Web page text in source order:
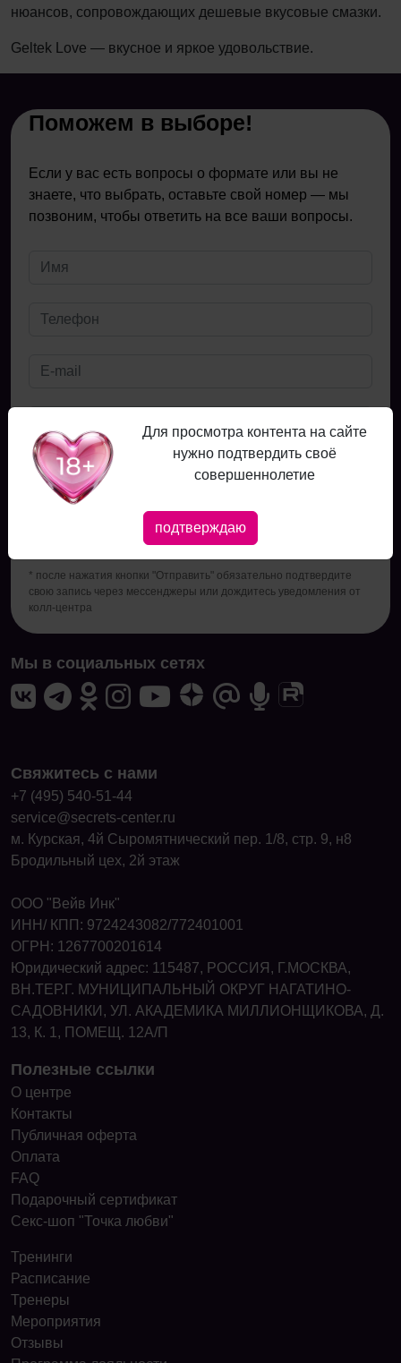
нюансов, сопровождающих дешевые вкусовые смазки.
Geltek Love — вкусное и яркое удовольствие.
Поможем в выборе!
Если у вас есть вопросы о формате или вы не
знаете, что выбрать, оставьте свой номер — мы
позвоним, чтобы ответить на все ваши вопросы.
Даюсогласиена обработку персональных данных
Ознакомлен с
публичной офертойиПолитикой в отношении
обработки персональных данных
согласие
Отправить
* после нажатия кнопки "Отправить" обязательно подтвердите
свою запись через мессенджеры или дождитесь уведомления от
колл-центра
Мы в социальных сетях
Свяжитесь с нами
+7 (495) 540-51-44
service@secrets-center.ru
м. Курская, 4й Сыромятнический пер. 1/8, стр. 9, н8
Бродильный цех, 2й этаж
ООО "Вейв Инк"
ИНН/ КПП: 9724243082/772401001
ОГРН: 1267700201614
Юридический адрес: 115487, РОССИЯ, Г.МОСКВА,
ВН.ТЕР.Г. МУНИЦИПАЛЬНЫЙ ОКРУГ НАГАТИНО-
САДОВНИКИ, УЛ. АКАДЕМИКА МИЛЛИОНЩИКОВА, Д.
13, К. 1, ПОМЕЩ. 12А/П
Полезные ссылки
О центре
Контакты
Публичная оферта
Оплата
FAQ
Подарочный сертификат
Секс-шоп "Точка любви"
Тренинги
Расписание
Тренеры
Мероприятия
Отзывы
Для просмотра контента на сайте
нужно подтвердить своё
совершеннолетие
подтверждаю